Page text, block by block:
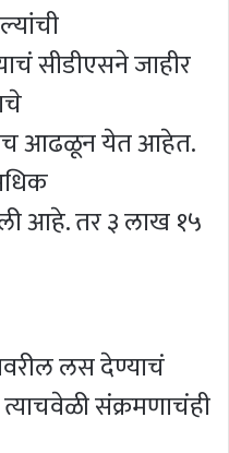
सीडीएसने जाहीर
आढळून येत आहेत.
आहे. तर ३ लाख १५
लस देण्याचं
संक्रमणाचंही